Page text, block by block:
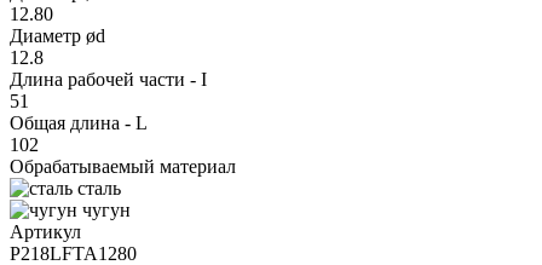
12.80
Диаметр ød
12.8
Длина рабочей части - I
51
Общая длина - L
102
Обрабатываемый материал
сталь
чугун
Артикул
P218LFTA1280